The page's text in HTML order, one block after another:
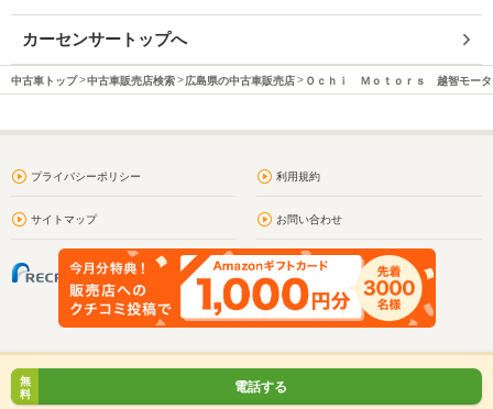
カーセンサートップへ
中古車トップ 中古車販売店検索 広島県の中古車販売店 Ｏｃｈｉ Ｍｏｔｏｒｓ 越智モータ
プライバシーポリシー 利用規約
サイトマップ お問い合わせ
無
料
電話する